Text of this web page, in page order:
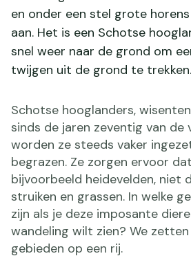
en onder een stel grote
aan. Het is een Schotse
snel weer naar de grond om
twijgen uit de grond te trekken.
Schotse hooglanders,
sinds de jaren zeventig van de
worden ze steeds vaker
begrazen. Ze zorgen ervoor
bijvoorbeeld heidevelden, niet
struiken en grassen. In welke
zijn als je deze imposante
wandeling wilt zien? We
gebieden op een rij.